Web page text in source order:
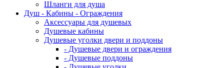
Шланги для душа
Душ - Кабины - Ограждения
Аксессуары для душевых
Душевые кабины
Душевые уголки двери и поддоны
- Душевые двери и ограждения
- Душевые поддоны